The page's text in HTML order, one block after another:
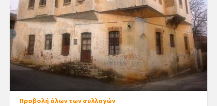
Προβολή όλων των συλλογών